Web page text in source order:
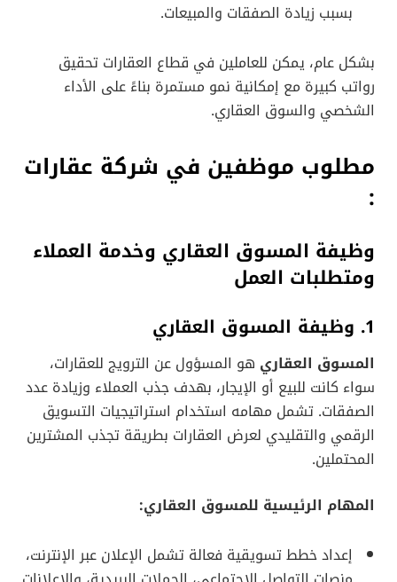
بسبب زيادة الصفقات والمبيعات.
بشكل عام، يمكن للعاملين في قطاع العقارات تحقيق
رواتب كبيرة مع إمكانية نمو مستمرة بناءً على الأداء
الشخصي والسوق العقاري.
مطلوب موظفين في شركة عقارات
:
وظيفة المسوق العقاري وخدمة العملاء
ومتطلبات العمل
1. وظيفة المسوق العقاري
المسوق العقاري هو المسؤول عن الترويج للعقارات،
سواء كانت للبيع أو الإيجار، بهدف جذب العملاء وزيادة عدد
الصفقات. تشمل مهامه استخدام استراتيجيات التسويق
الرقمي والتقليدي لعرض العقارات بطريقة تجذب المشترين
المحتملين.
المهام الرئيسية للمسوق العقاري:
إعداد خطط تسويقية فعالة تشمل الإعلان عبر الإنترنت،